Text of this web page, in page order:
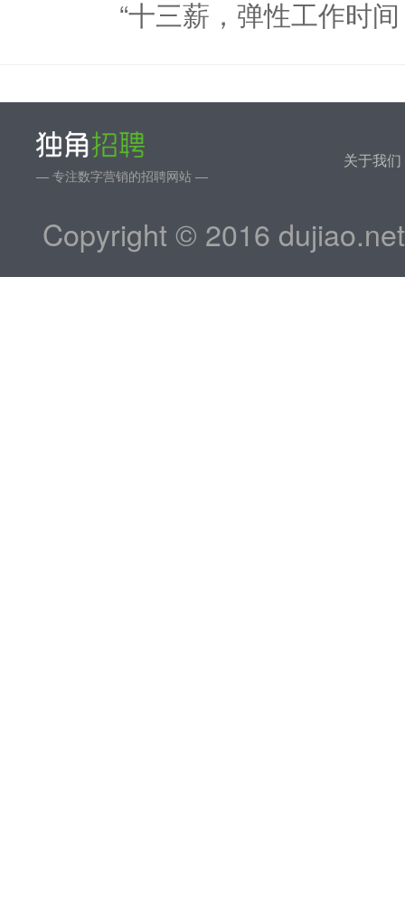
“十三薪，弹性工作时
— 专注数字营销的招聘网站 —
关于我们
Copyright © 2016